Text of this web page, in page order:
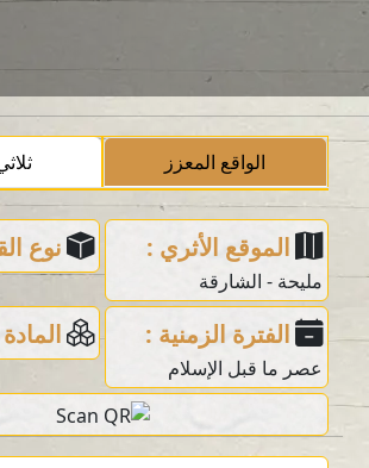
الواقع المعزز
الموقع الأثري :
مليحة - الشارقة
نوع
الفترة الزمنية :
عصر ما قبل الإسلام
المادة :